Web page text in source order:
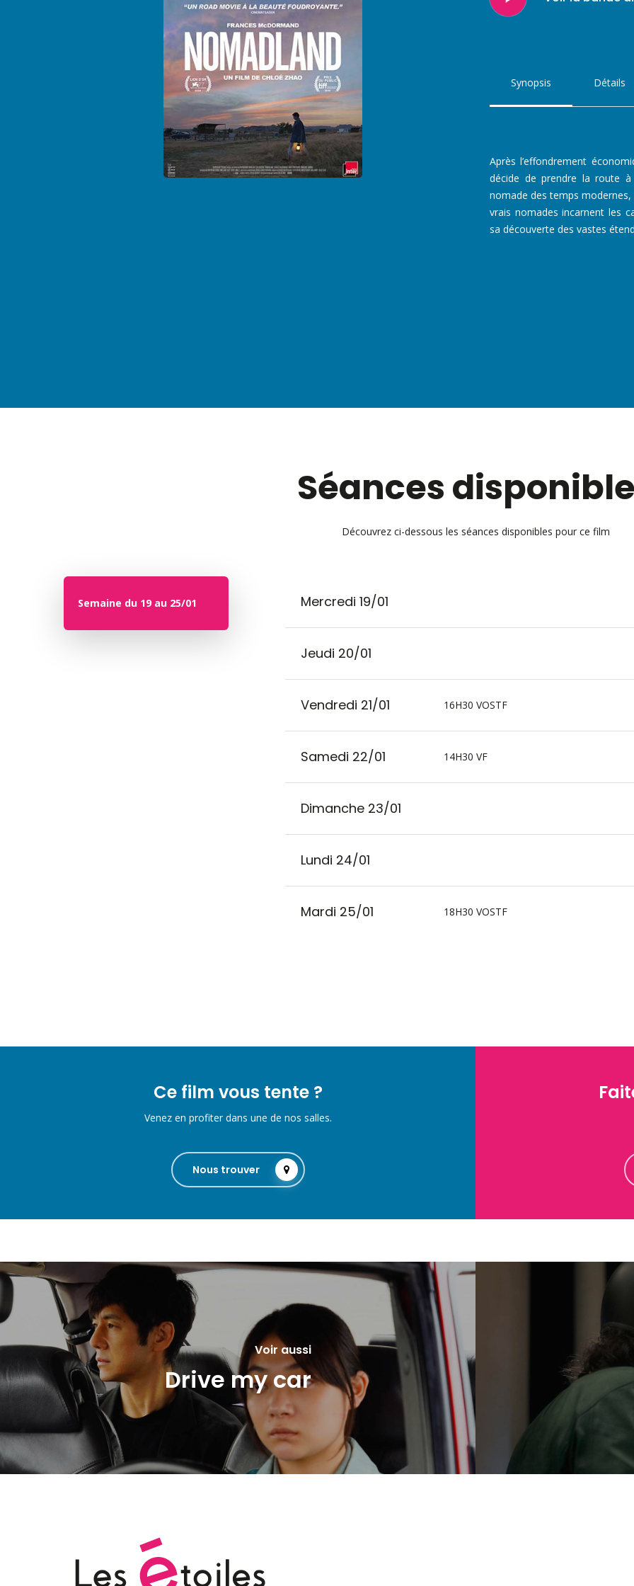
Video
Synopsis Détails
Après l’effondrement
décide de prendre la route
nomade des temps
vrais nomades incarnent les
sa découverte des vastes
Séances
Découvrez ci-dessous les séances disponibles pour ce film
Semaine du 19 au 25/01 Mercredi 19/01
Jeudi 20/01
Vendredi 21/01 16H30 VOSTF
Samedi 22/01 14H30 VF
Dimanche 23/01
Lundi 24/01
Mardi 25/01 18H30 VOSTF
Ce film vous tente ?
Venez en profiter dans une de nos salles.
Nous trouver
Voir aussi
Drive my car